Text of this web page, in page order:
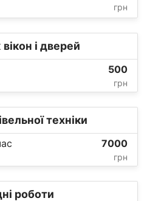
грн
і дверей
500
грн
техніки
7000
грн
роботи